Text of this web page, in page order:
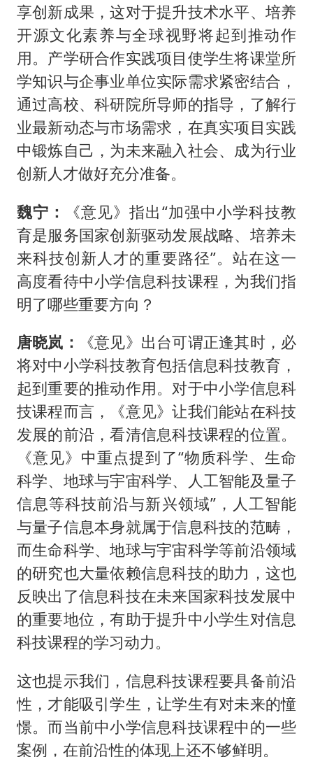
享创新成果，这对于提升技术水平、培养
开源文化素养与全球视野将起到推动作
用。产学研合作实践项目使学生将课堂所
学知识与企事业单位实际需求紧密结合，
通过高校、科研院所导师的指导，了解行
业最新动态与市场需求，在真实项目实践
中锻炼自己，为未来融入社会、成为行业
创新人才做好充分准备。
魏宁：
《意见》指出“加强中小学科技教
育是服务国家创新驱动发展战略、培养未
来科技创新人才的重要路径”。站在这一
高度看待中小学信息科技课程，为我们指
明了哪些重要方向？
唐晓岚：
《意见》出台可谓正逢其时，必
将对中小学科技教育包括信息科技教育，
起到重要的推动作用。对于中小学信息科
技课程而言，《意见》让我们能站在科技
发展的前沿，看清信息科技课程的位置。
《意见》中重点提到了“物质科学、生命
科学、地球与宇宙科学、人工智能及量子
信息等科技前沿与新兴领域”，人工智能
与量子信息本身就属于信息科技的范畴，
而生命科学、地球与宇宙科学等前沿领域
的研究也大量依赖信息科技的助力，这也
反映出了信息科技在未来国家科技发展中
的重要地位，有助于提升中小学生对信息
科技课程的学习动力。
这也提示我们，信息科技课程要具备前沿
性，才能吸引学生，让学生有对未来的憧
憬。而当前中小学信息科技课程中的一些
案例，在前沿性的体现上还不够鲜明。